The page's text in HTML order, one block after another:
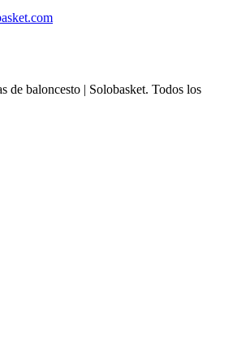
de baloncesto | Solobasket. Todos los